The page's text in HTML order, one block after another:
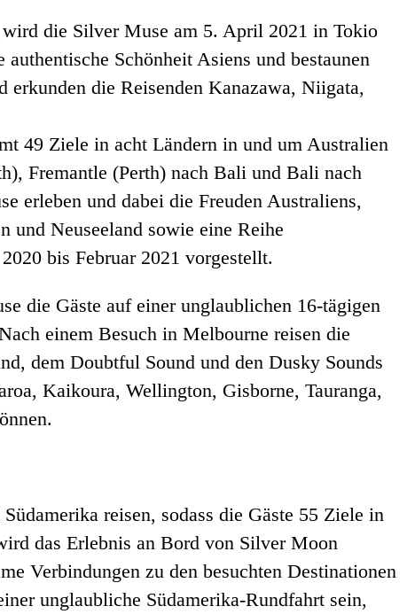
die Silver Muse am 5. April 2021 in Tokio
Schönheit Asiens und bestaunen
die Reisenden Kanazawa, Niigata,
49 Ziele in acht Ländern in und um Australien
Fremantle (Perth) nach Bali und Bali nach
erleben und dabei die Freuden Australiens,
und Neuseeland sowie eine Reihe
bis Februar 2021 vorgestellt.
die Gäste auf einer unglaublichen 16-tägigen
einem Besuch in Melbourne reisen die
dem Doubtful Sound und den Dusky Sounds
Kaikoura, Wellington, Gisborne, Tauranga,
reisen, sodass die Gäste 55 Ziele in
das Erlebnis an Bord von Silver Moon
Verbindungen zu den besuchten Destinationen
unglaubliche Südamerika-Rundfahrt sein,